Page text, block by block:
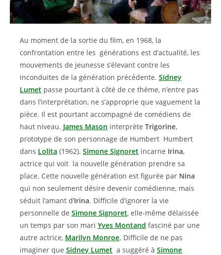
Au moment de la sortie du film, en 1968, la
confrontation entre les générations est d’actualité, les
mouvements de jeunesse s’élevant contre les
inconduites de la génération précédente. Sidney
Lumet passe pourtant à côté de ce thème, n’entre pas
dans l’interprétation, ne s’approprie que vaguement la
pièce. Il est pourtant accompagné de comédiens de
haut niveau. James Mason interprète Trigorine,
prototype de son personnage de Humbert Humbert
dans Lolita (1962). Simone Signoret incarne Irina,
actrice qui voit la nouvelle génération prendre sa
place. Cette nouvelle génération est figurée par Nina
qui non seulement désire devenir comédienne, mais
séduit l’amant d’Irina. Difficile d’ignorer la vie
personnelle de Simone Signoret, elle-même délaissée
un temps par son mari Yves Montand fasciné par une
autre actrice, Marilyn Monroe. Difficile de ne pas
imaginer que Sidney Lumet a suggéré à Simone